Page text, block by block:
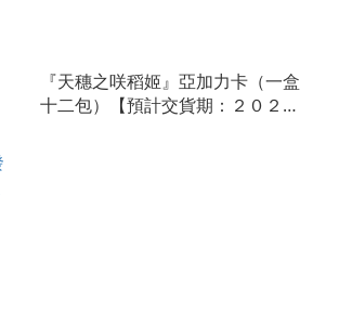
『天穗之咲稻姬』亞加力卡（一盒
十二包）【預計交貨期：２０２５